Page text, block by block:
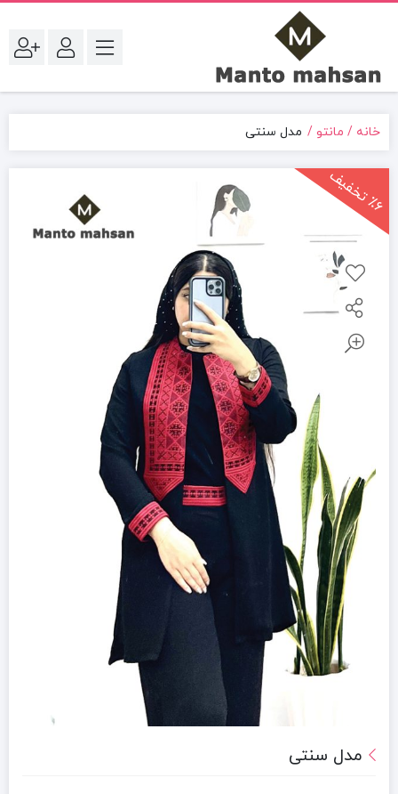
خانه مانتو مدل سنتی
٪6
ت
خ
ف
یف
مدل سنتی